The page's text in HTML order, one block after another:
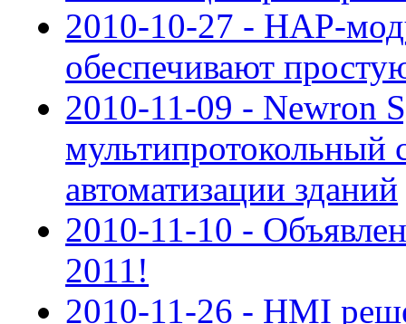
2010-10-27 - HAP-
обеспечивают
2010-11-09 - Newron
мультипротокольный
автоматизации зданий
2010-11-10 -
2011!
2010-11-26 - HMI